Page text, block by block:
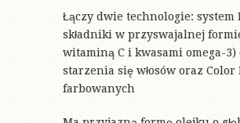
Łączy dwie technologie: system
składniki w przyswajalnej
witaminą C i kwasami omega-
starzenia się włosów oraz
farbowanych